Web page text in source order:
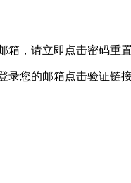
箱，请立即点击密码重
录您的邮箱点击验证链